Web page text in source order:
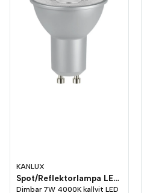
KANLUX
Spot/Reflektorlampa LED 495lm GU10 4000K Dim
Dimbar 7W 4000K kallvit LED